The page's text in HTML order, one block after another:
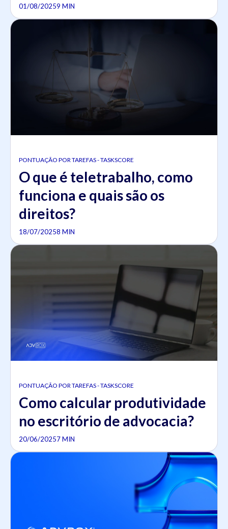
01/08/20259 MIN
PONTUAÇÃO POR TAREFAS - TASKSCORE
O que é teletrabalho, como
funciona e quais são os
direitos?
18/07/20258 MIN
PONTUAÇÃO POR TAREFAS - TASKSCORE
Como calcular produtividade
no escritório de advocacia?
20/06/20257 MIN